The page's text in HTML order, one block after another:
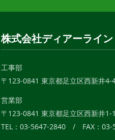
株式会社ディアーライン
工事部
〒123-0841 東京都足立区西新井4-
営業部
〒123-0841 東京都足立区西新井
TEL：03-5647-2840 / FAX：03-